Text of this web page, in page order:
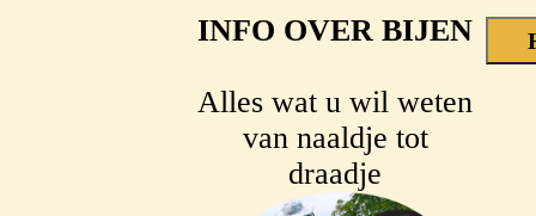
INFO OVER BIJEN
Alles wat u wil weten
van naaldje tot
draadje